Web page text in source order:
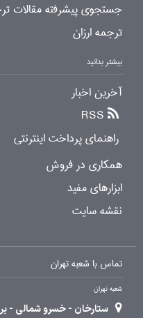
جستجوی پیشرفته مقالات
ترجمه ارزان
بیشتر بدانید
آخرین اخبار
RSS
راهنمای پرداخت اینترنتی
همکاری در فروش
ابزارهای مفید
نقشه سایت
تماس با شعبه تهران
شعبه تهران
ستارخان - خسرو شمالی - برج